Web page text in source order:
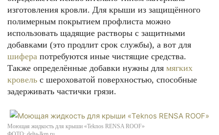
изготовления кровли. Для крыши из защищённого
полимерным покрытием профлиста можно
использовать щадящие растворы с защитными
добавками (это продлит срок службы), а вот для
шифера потребуются иные чистящие средства.
Также определённые добавки нужны для мягких
кровель с шероховатой поверхностью, способные
задерживать частички грязи.
Моющая жидкость для крыши «Teknos RENSA ROOF»